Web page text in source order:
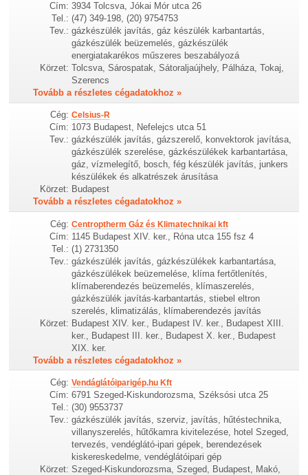
Cím: 3934 Tolcsva, Jókai Mór utca 26
Tel.: (47) 349-198, (20) 9754753
Tev.: gázkészülék javítás, gáz készülék karbantartás,
gázkészülék beüzemelés, gázkészülék
energiatakarékos műszeres beszabályozá
Körzet: Tolcsva, Sárospatak, Sátoraljaújhely, Pálháza, Tokaj,
Szerencs
Tovább a részletes cégadatokhoz »
Cég: Celsius-R
Cím: 1073 Budapest, Nefelejcs utca 51
Tev.: gázkészülék javítás, gázszerelő, konvektorok javítása,
gázkészülék szerelése, gázkészülékek karbantartása,
gáz, vízmelegítő, bosch, fég készülék javítás, junkers
készülékek és alkatrészek árusítása
Körzet: Budapest
Tovább a részletes cégadatokhoz »
Cég: Centroptherm Gáz és Klimatechnikai kft
Cím: 1145 Budapest XIV. ker., Róna utca 155 fsz 4
Tel.: (1) 2731350
Tev.: gázkészülék javítás, gázkészülékek karbantartása,
gázkészülékek beüzemelése, klíma fertőtlenítés,
klímaberendezés beüzemelés, klímaszerelés,
gázkészülék javítás-karbantartás, stiebel eltron
szerelés, klimatizálás, klímaberendezés javítás
Körzet: Budapest XIV. ker., Budapest IV. ker., Budapest XIII.
ker., Budapest III. ker., Budapest X. ker., Budapest
XIX. ker.
Tovább a részletes cégadatokhoz »
Cég: Vendáglátóiparigép.hu Kft
Cím: 6791 Szeged-Kiskundorozsma, Széksósi utca 25
Tel.: (30) 9553737
Tev.: gázkészülék javítás, szerviz, javítás, hűtéstechnika,
villanyszerelés, hűtőkamra kivitelezése, hotel Szeged,
tervezés, vendéglátó-ipari gépek, berendezések
kiskereskedelme, vendéglátóipari gép
Körzet: Szeged-Kiskundorozsma, Szeged, Budapest, Makó,